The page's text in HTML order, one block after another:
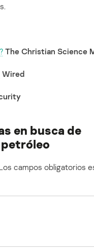
The Christian Science
Wired
en busca de
campos obligatorios